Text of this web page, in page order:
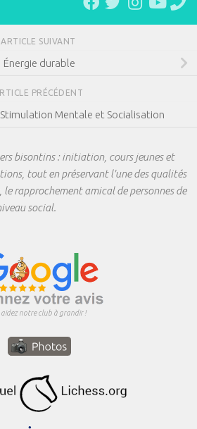
ARTICLE SUIVANT
Énergie durable
PRÉCÉDENT
Mentale et Socialisation
bisontins : initiation, cours jeunes et
tout en préservant l'une des qualités
le rapprochement amical de personnes de
social.
aidez notre club à grandir !